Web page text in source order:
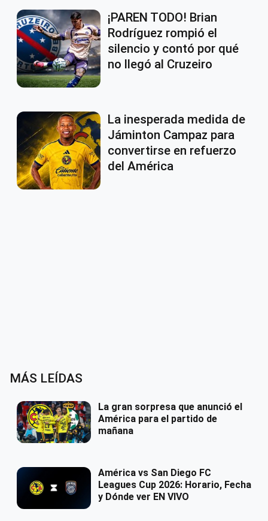
¡PAREN TODO! Brian
Rodríguez rompió el
silencio y contó por qué
no llegó al Cruzeiro
La inesperada medida de
Jáminton Campaz para
convertirse en refuerzo
del América
MÁS LEÍDAS
La gran sorpresa que anunció el
América para el partido de
mañana
América vs San Diego FC
Leagues Cup 2026: Horario, Fecha
y Dónde ver EN VIVO